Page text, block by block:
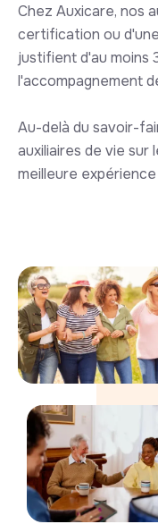
Chez Auxicare, nos
certification ou
justifient d'au moins
l'accompagnement
Au-delà du savoir-
auxiliaires de vie
meilleure